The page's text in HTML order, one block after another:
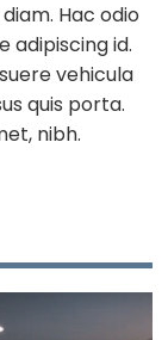
Hac odio
adipiscing id.
vehicula
quis porta.
nibh.